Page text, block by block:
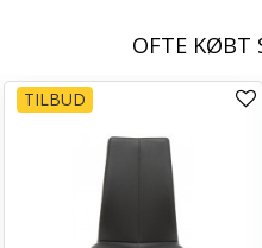
OFTE KØBT
TILBUD